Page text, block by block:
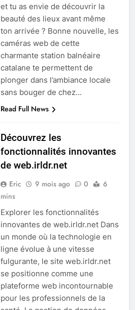
et tu as envie de découvrir la
beauté des lieux avant même
ton arrivée ? Bonne nouvelle, les
caméras web de cette
charmante station balnéaire
catalane te permettent de
plonger dans l’ambiance locale
sans bouger de chez…
Read Full News
Découvrez les
fonctionnalités innovantes
de web.irldr.net
Eric 9 mois ago 0
6
mins
Explorer les fonctionnalités
innovantes de web.irldr.net Dans
un monde où la technologie en
ligne évolue à une vitesse
fulgurante, le site web.irldr.net
se positionne comme une
plateforme web incontournable
pour les professionnels de la